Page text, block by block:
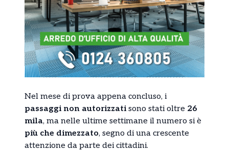
Nel mese di prova appena concluso, i
passaggi non autorizzati sono stati oltre 26
mila, ma nelle ultime settimane il numero si è
più che dimezzato, segno di una crescente
attenzione da parte dei cittadini.